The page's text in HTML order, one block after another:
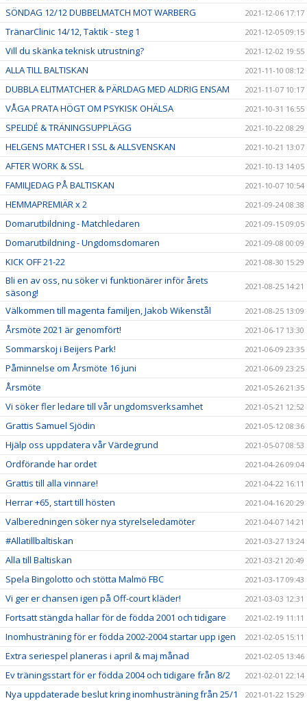
SÖNDAG 12/12 DUBBELMATCH MOT WARBERG 2021-12-06 17:17
TränarClinic 14/12, Taktik - steg 1 2021-12-05 09:15
Vill du skänka teknisk utrustning? 2021-12-02 19:55
ALLA TILL BALTISKAN 2021-11-10 08:12
DUBBLA ELITMATCHER & PÄRLDAG MED ALDRIG ENSAM 2021-11-07 10:17
VÅGA PRATA HÖGT OM PSYKISK OHÄLSA 2021-10-31 16:55
SPELIDÉ & TRÄNINGSUPPLÄGG 2021-10-22 08:29
HELGENS MATCHER I SSL & ALLSVENSKAN 2021-10-21 13:07
AFTER WORK & SSL 2021-10-13 14:05
FAMILJEDAG PÅ BALTISKAN 2021-10-07 10:54
HEMMAPREMIÄR x 2 2021-09-24 08:38
Domarutbildning - Matchledaren 2021-09-15 09:05
Domarutbildning - Ungdomsdomaren 2021-09-08 00:09
KICK OFF 21-22 2021-08-30 15:29
Bli en av oss, nu söker vi funktionärer inför årets
säsong!
2021-08-25 14:21
Välkommen till magenta familjen, Jakob Wikenstål 2021-08-25 13:09
Årsmöte 2021 är genomfört! 2021-06-17 13:30
Sommarskoj i Beijers Park! 2021-06-09 23:35
Påminnelse om Årsmöte 16 juni 2021-06-09 23:25
Årsmöte 2021-05-26 21:35
Vi söker fler ledare till vår ungdomsverksamhet 2021-05-21 12:52
Grattis Samuel Sjödin 2021-05-12 08:36
Hjälp oss uppdatera vår Värdegrund 2021-05-07 08:53
Ordförande har ordet 2021-04-26 09:04
Grattis till alla vinnare! 2021-04-22 16:11
Herrar +65, start till hösten 2021-04-16 20:29
Valberedningen söker nya styrelseledamöter 2021-04-07 14:21
#Allatillbaltiskan 2021-03-27 13:24
Alla till Baltiskan 2021-03-21 20:49
Spela Bingolotto och stötta Malmö FBC 2021-03-17 09:43
Vi ger er chansen igen på Off-court kläder! 2021-03-03 12:31
Fortsatt stängda hallar för de födda 2001 och tidigare 2021-02-19 11:11
Inomhusträning för er födda 2002-2004 startar upp igen 2021-02-05 15:11
Extra seriespel planeras i april & maj månad 2021-02-05 13:46
Ev träningsstart för er födda 2004 och tidigare från 8/2 2021-02-01 22:14
Nya uppdaterade beslut kring inomhusträning från 25/1 2021-01-22 15:29